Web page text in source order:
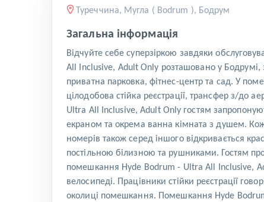
Туреччина, Мугла ( Bodrum ), Бодрум
Загальна інформація
Відчуйте себе суперзіркою завдяки
All Inclusive, Adult Only розташовано у
приватна парковка, фітнес-центр та сад. У
цілодобова стійка реєстрації, трансфер з/до
Ultra All Inclusive, Adult Only гостям
екраном та окрема ванна кімната з душем.
номерів також серед іншого відкривається
постільною білизною та рушниками. Гостям
помешкання Hyde Bodrum - Ultra All Inclusive,
велосипеді. Працівники стійки реєстрації
околиці помешкання. Помешкання Hyde